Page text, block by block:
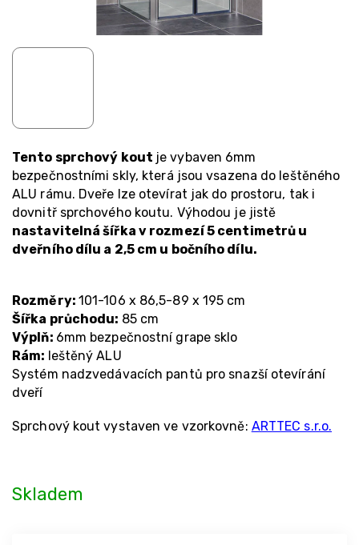
Skladem
Tento sprchový kout je vybaven 6mm
bezpečnostními skly, která jsou vsazena do leštěného
ALU rámu. Dveře lze otevírat jak do prostoru, tak i
dovnitř sprchového koutu. Výhodou je jistě
nastavitelná šířka v rozmezí 5 centimetrů u
dveřního dílu a 2,5 cm u bočního dílu.
Rozměry: 101-106 x 86,5-89 x 195 cm
Šířka průchodu: 85 cm
Výplň: 6mm bezpečnostní grape sklo
Rám: leštěný ALU
Systém nadzvedávacích pantů pro snazší otevírání
dveří
Sprchový kout vystaven ve vzorkovně: ARTTEC s.r.o.